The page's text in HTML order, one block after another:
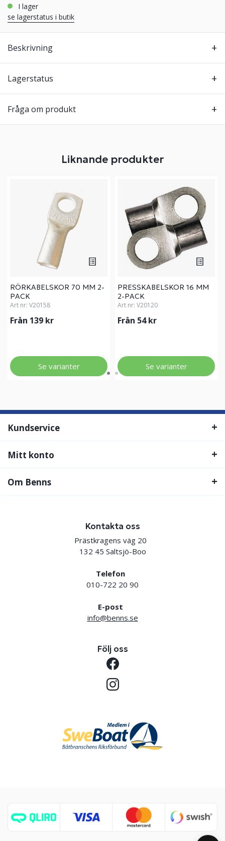
i lager
se lagerstatus i butik
Beskrivning
Lagerstatus
Fråga om produkt
Liknande produkter
RÖRKABELSKOR 70 MM 2-
PACK
Art nr: V20158
Från 139 kr
Se varianter
PRESSKABELSKOR 16 MM
2-PACK
Art nr: V20120
Från 54 kr
Se varianter
Kundservice
Mitt konto
Om Benns
Kontakta oss
Prästkragens väg 20
132 45 Saltsjö-Boo
Telefon
010-722 20 90
E-post
info@benns.se
Följ oss